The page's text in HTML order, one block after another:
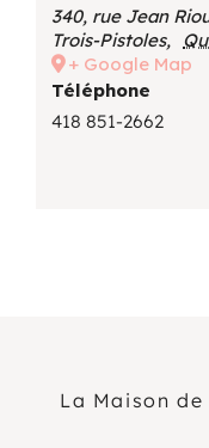
340, rue Jean
Trois-Pistoles,
+ Google Map
Téléphone
418 851-2662
La Maison